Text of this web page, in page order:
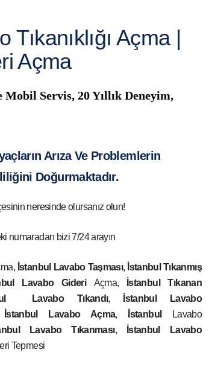
Açma |
Açma
Mobil Servis, 20 Yıllık Deneyim,
Arıza Ve Problemlerin
Doğurmaktadır.
neresinde olursanız olun!
numaradan bizi 7/24 arayın
İstanbul Lavabo Taşması, İstanbul Tıkanmış
Lavabo GideriAçma, İstanbul
Tıkanan
Lavabo Tıkandı, İstanbul
Lavabo
Lavabo Açma, İstanbul
Lavabo
Lavabo Tıkanması, İstanbul
Lavabo
Tepmesi